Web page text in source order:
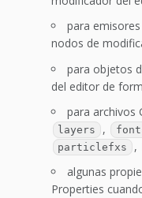
para
nodos de
para objetos
del editor de
para archivos
layers ,
particlefxs ,
algunas
Properties